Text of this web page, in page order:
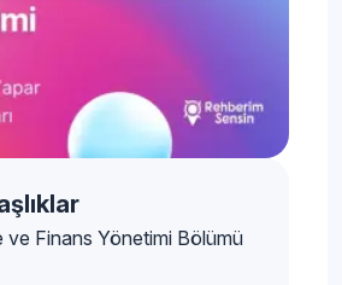
ve Finans Yönetimi Bölümü